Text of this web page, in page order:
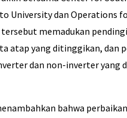
University dan Operations
tersebut memadukan
atap yang ditinggikan, dan
dan non-inverter yang
bahwa